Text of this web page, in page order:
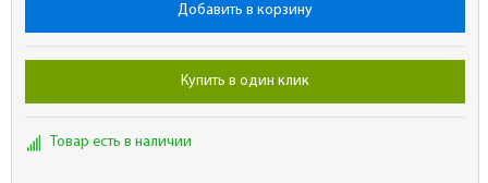
Добавить в корзину
Купить в один клик
Товар есть в наличии